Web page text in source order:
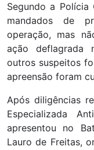
Segundo a
mandados de
operação, mas
ação deflagrada
outros suspeitos
apreensão foram
Após diligências
Especializada
apresentou no
Lauro de Freitas,